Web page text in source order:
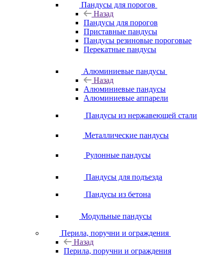
Пандусы для порогов
Назад
Пандусы для порогов
Приставные пандусы
Пандусы резиновые пороговые
Перекатные пандусы
Алюминиевые пандусы
Назад
Алюминиевые пандусы
Алюминиевые аппарели
Пандусы из нержавеющей стали
Металлические пандусы
Рулонные пандусы
Пандусы для подъезда
Пандусы из бетона
Модульные пандусы
Перила, поручни и ограждения
Назад
Перила, поручни и ограждения